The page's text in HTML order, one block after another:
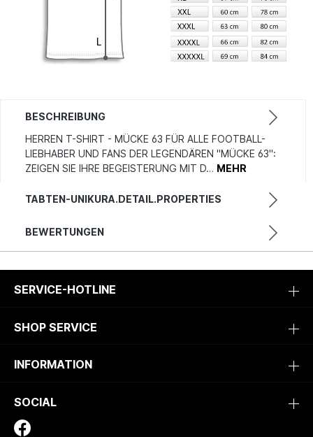
BESCHREIBUNG
HERREN T-SHIRT - MÜCKE 63 FÜR ALLE FOOTBALL-
LIEBHABER UND FANS DER LEGENDÄREN "MÜCKE 63":
ZEIGEN SIE IHRE BEGEISTERUNG MIT D… MEHR
TABTEN-UNIKURA.DETAIL.PROPERTIES
BEWERTUNGEN
SERVICE-HOTLINE
SHOP SERVICE
INFORMATION
SOCIAL